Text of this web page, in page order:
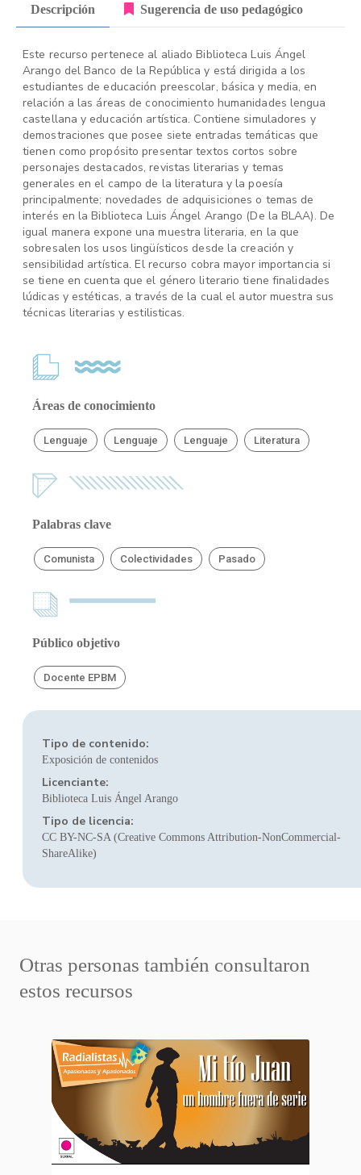
Descripción Sugerencia de uso pedagógico
Este recurso pertenece al aliado Biblioteca Luis Ángel
Arango del Banco de la República y está dirigida a los
estudiantes de educación preescolar, básica y media, en
relación a las áreas de conocimiento humanidades lengua
castellana y educación artística. Contiene simuladores y
demostraciones que posee siete entradas temáticas que
tienen como propósito presentar textos cortos sobre
personajes destacados, revistas literarias y temas
generales en el campo de la literatura y la poesía
principalmente; novedades de adquisiciones o temas de
interés en la Biblioteca Luis Ángel Arango (De la BLAA). De
igual manera expone una muestra literaria, en la que
sobresalen los usos lingüísticos desde la creación y
sensibilidad artística. El recurso cobra mayor importancia si
se tiene en cuenta que el género literario tiene finalidades
lúdicas y estéticas, a través de la cual el autor muestra sus
técnicas literarias y estilisticas.
Áreas de conocimiento
Lenguaje Lenguaje Lenguaje Literatura
Palabras clave
Comunista Colectividades Pasado
Público objetivo
Docente EPBM
Tipo de contenido:
Exposición de contenidos
Licenciante:
Biblioteca Luis Ángel Arango
Tipo de licencia:
CC BY-NC-SA (Creative Commons Attribution-NonCommercial-
ShareAlike)
Otras personas también consultaron
estos recursos